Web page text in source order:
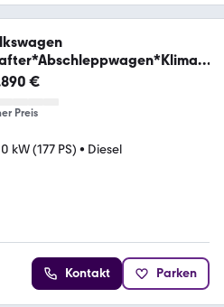
Sitzer*AHK*
€
Preis
kW (177 PS) • Diesel
Kontakt Parken